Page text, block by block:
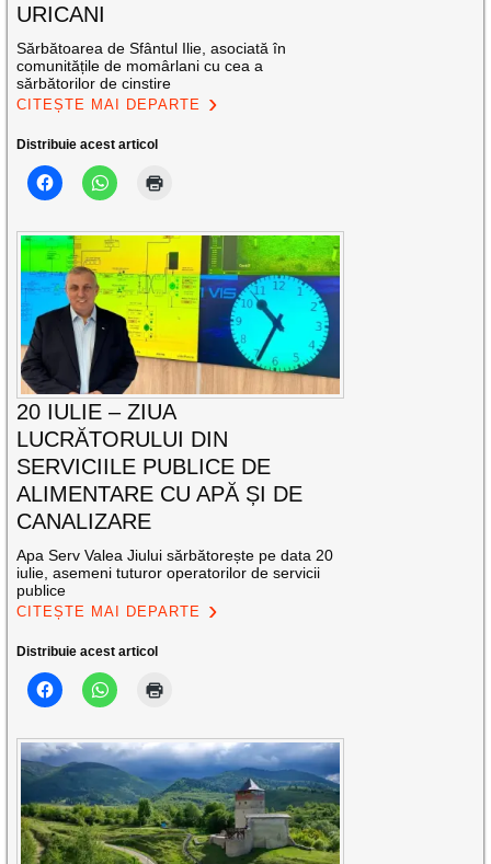
URICANI
Sărbătoarea de Sfântul Ilie, asociată în
comunitățile de momârlani cu cea a
sărbătorilor de cinstire
CITEȘTE MAI DEPARTE
Distribuie acest articol
20 IULIE – ZIUA
LUCRĂTORULUI DIN
SERVICIILE PUBLICE DE
ALIMENTARE CU APĂ ȘI DE
CANALIZARE
Apa Serv Valea Jiului sărbătorește pe data 20
iulie, asemeni tuturor operatorilor de servicii
publice
CITEȘTE MAI DEPARTE
Distribuie acest articol